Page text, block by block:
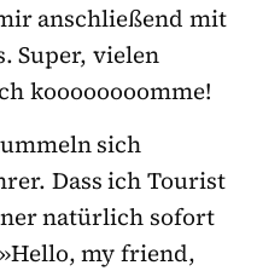
anschließend mit
Super, vielen
koooooooomme!
sich
Dass ich Tourist
natürlich sofort
my friend,